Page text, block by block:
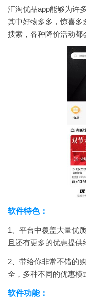
汇淘优品app能够为许
其中好物多多，惊喜多
搜索，各种降价活动都
软件特色：
1、平台中覆盖大量优
且还有更多的优惠提供
2、带给你非常不错的
全，多种不同的优惠模
软件功能：